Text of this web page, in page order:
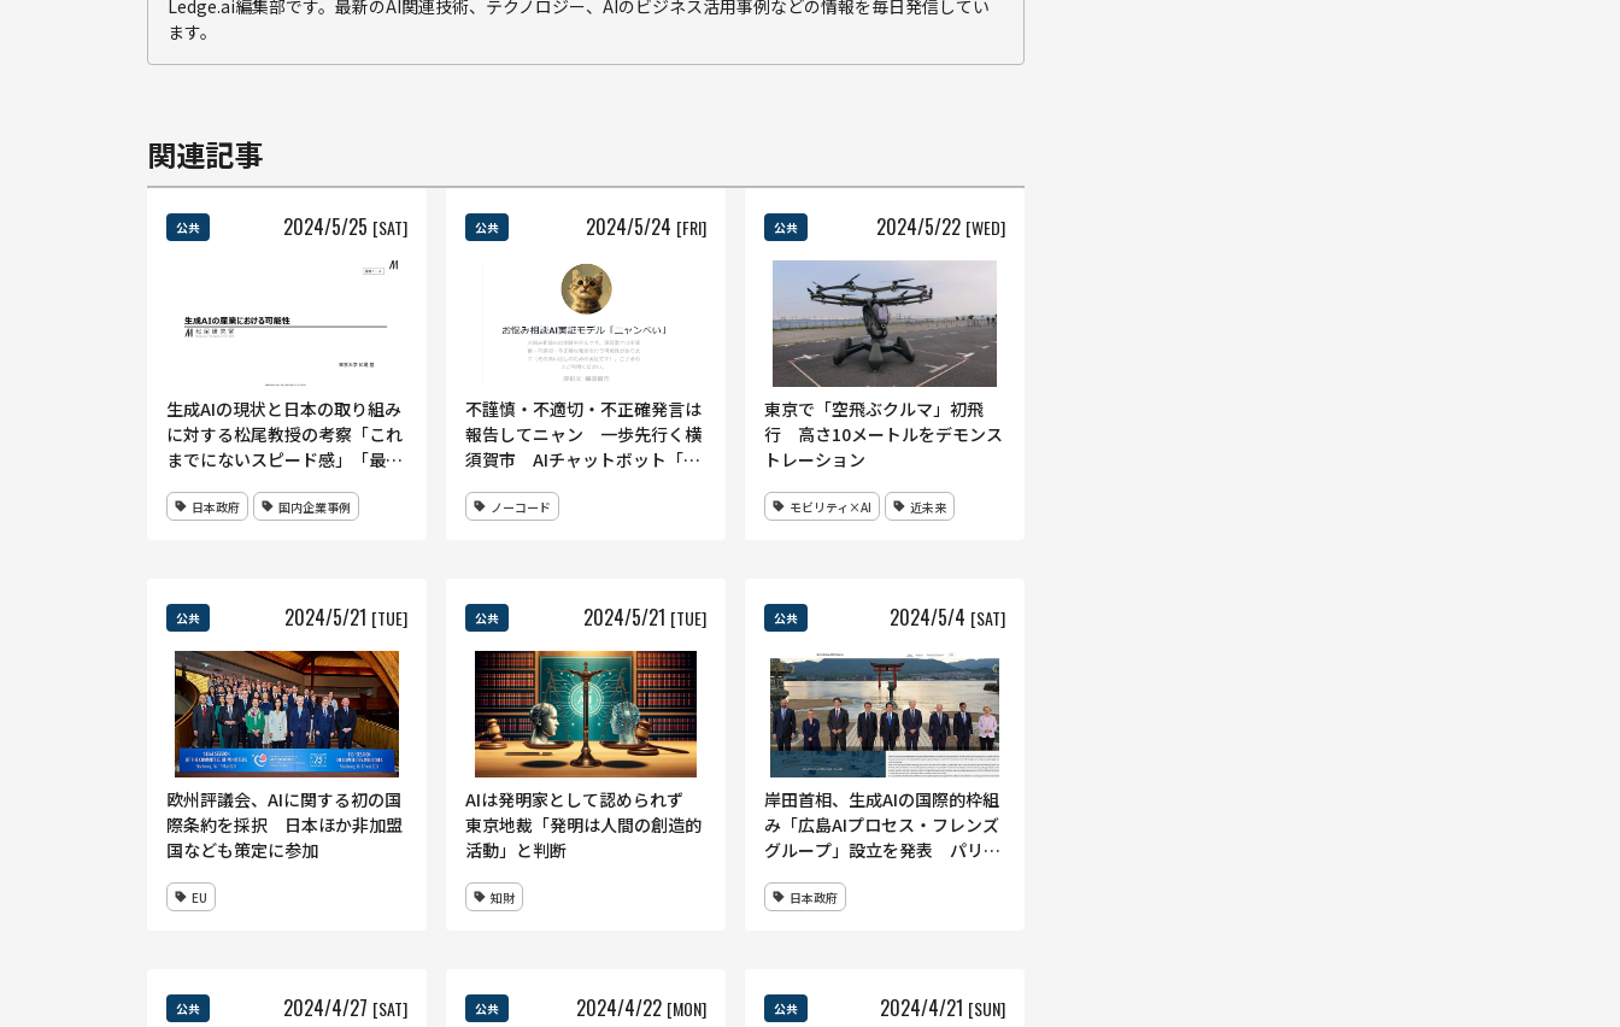
Ledge.ai編集部です。最新のAI関連技術、テクノロジー、AIのビジネス活用事例などの情報を毎日発信してい
ます。
関連記事
公共 2024/5/25 [SAT]
生成AIの現状と日本の取り組み
に対する松尾教授の考察「これ
までにないスピード感」「最善
議資料公開
日本政府 国内企業事例
公共 2024/5/24 [FRI]
不謹慎・不適切・不正確発言は
報告してニャン 一歩先行く横
須賀市 AIチャットボット「ニ
ノーコード
公共 2024/5/22 [WED]
東京で「空飛ぶクルマ」初飛
行 高さ10メートルをデモンス
トレーション
モビリティ×AI 近未来
公共 2024/5/21 [TUE]
欧州評議会、AIに関する初の国
際条約を採択 日本ほか非加盟
国なども策定に参加
EU
公共 2024/5/21 [TUE]
AIは発明家として認められず
東京地裁「発明は人間の創造的
活動」と判断
知財
公共 2024/5/4 [SAT]
岸田首相、生成AIの国際的枠組
み「広島AIプロセス・フレンズ
グループ」設立を発表 パリ
日本政府
公共 2024/4/27 [SAT] 公共 2024/4/22 [MON] 公共 2024/4/21 [SUN]